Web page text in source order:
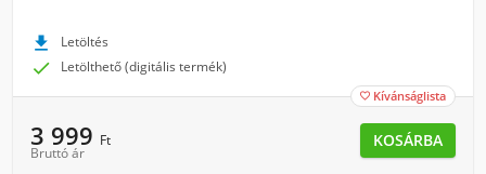
 Letöltés
 Letölthető (digitális termék)
 Kívánságlista
3 999 Ft
Bruttó ár
KOSÁRBA